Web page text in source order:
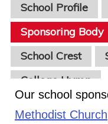
School Profile
Sponsoring Body
School Crest
College Hymn
Our school
Methodist